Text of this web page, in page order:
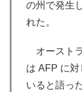
の州で発生し
れた。
オースト
は AFP に
いると語った